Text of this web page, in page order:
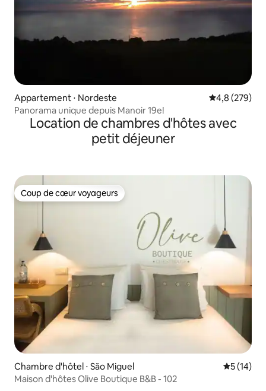
Appartement ⋅ Nordeste Évaluation
4,8 (279)
Panorama unique depuis Manoir 19e!
Location de chambres d'hôtes avec
petit déjeuner
Coup de cœur voyageurs
Coup de cœur voyageurs
Chambre d'hôtel ⋅ São Miguel
5 (14)
Maison d'hôtes Olive Boutique B&B - 102